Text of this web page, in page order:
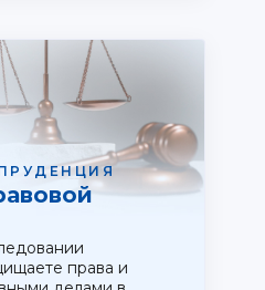
права и